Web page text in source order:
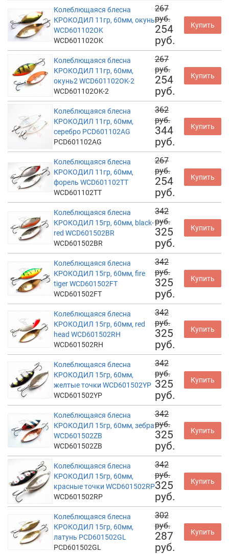
Колеблющаяся блесна
КРОКОДИЛ 11гр, 60мм, окунь
WCD601102OK
WCD601102OK
267
руб.
254
руб.
Купить
Колеблющаяся блесна
КРОКОДИЛ 11гр, 60мм,
окунь2 WCD601102OK-2
WCD601102OK-2
267
руб.
254
руб.
Купить
Колеблющаяся блесна
КРОКОДИЛ 11гр, 60мм,
серебро PCD601102AG
PCD601102AG
362
руб.
344
руб.
Купить
Колеблющаяся блесна
КРОКОДИЛ 11гр, 60мм,
форель WCD601102TT
WCD601102TT
267
руб.
254
руб.
Купить
Колеблющаяся блесна
КРОКОДИЛ 15гр, 60мм, black-
red WCD601502BR
WCD601502BR
342
руб.
325
руб.
Купить
Колеблющаяся блесна
КРОКОДИЛ 15гр, 60мм, fire
tiger WCD601502FT
WCD601502FT
342
руб.
325
руб.
Купить
Колеблющаяся блесна
КРОКОДИЛ 15гр, 60мм, red
head WCD601502RH
WCD601502RH
342
руб.
325
руб.
Купить
Колеблющаяся блесна
КРОКОДИЛ 15гр, 60мм,
желтые точки WCD601502YP
WCD601502YP
342
руб.
325
руб.
Купить
Колеблющаяся блесна
КРОКОДИЛ 15гр, 60мм, зебра
WCD601502ZB
WCD601502ZB
342
руб.
325
руб.
Купить
Колеблющаяся блесна
КРОКОДИЛ 15гр, 60мм,
красные точки WCD601502RP
WCD601502RP
342
руб.
325
руб.
Купить
Колеблющаяся блесна
КРОКОДИЛ 15гр, 60мм,
латунь PCD601502GL
PCD601502GL
302
руб.
287
руб.
Купить